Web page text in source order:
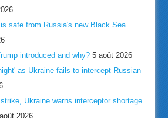
is safe from Russia's new Black Sea
introduced and why? 5 août 2026
as Ukraine fails to intercept Russian
Ukraine warns interceptor shortage
2026